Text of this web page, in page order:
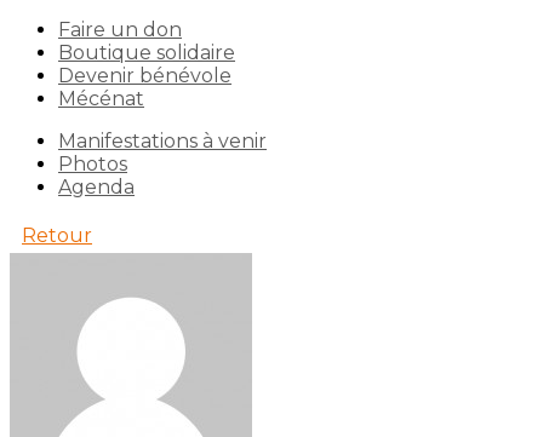
Faire un don
Boutique solidaire
Devenir bénévole
Mécénat
Manifestations à venir
Photos
Agenda
Retour